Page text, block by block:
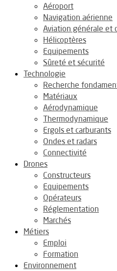
Aéroport
Navigation aérienne
Aviation générale et
Hélicoptères
Equipements
Sûreté et sécurité
Technologie
Recherche
Matériaux
Aérodynamique
Thermodynamique
Ergols et carburants
Ondes et radars
Connectivité
Drones
Constructeurs
Equipements
Opérateurs
Réglementation
Marchés
Métiers
Emploi
Formation
Environnement